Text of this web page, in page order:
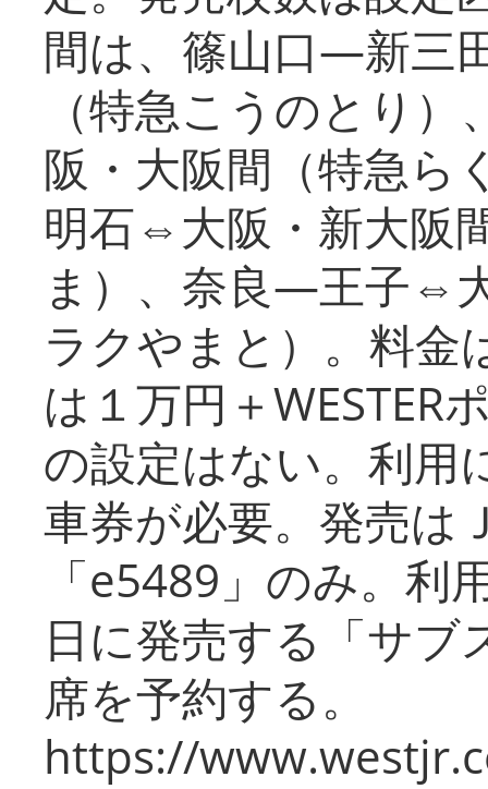
間は、篠山口―新三
（特急こうのとり
阪・大阪間（特急
明石⇔大阪・新大阪
ま）、奈良―王子⇔
ラクやまと）。料金
は１万円＋WESTER
の設定はない。利用
車券が必要。発売は
「e5489」のみ。利
日に発売する「サブ
席を予約する。
https://